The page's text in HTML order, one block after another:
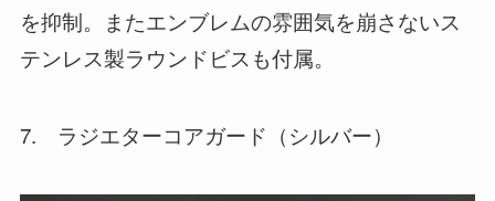
を抑制。またエンブレムの雰囲気を崩さないス
テンレス製ラウンドビスも付属。
7. ラジエターコアガード（シルバー）